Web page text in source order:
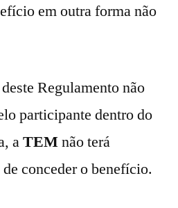
em outra forma não
Regulamento não
participante dentro do
aTEMnão terá
conceder o benefício.